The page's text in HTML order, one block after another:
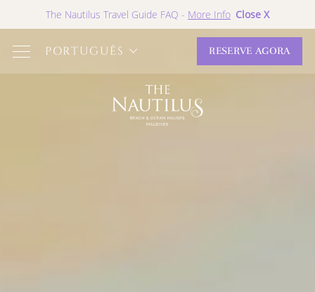
The Nautilus Travel Guide FAQ - More Info Close X
PORTUGUÊS RESERVE AGORA